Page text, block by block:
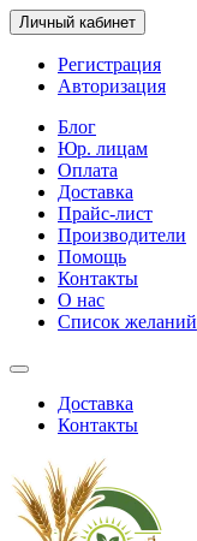
Личный кабинет
Регистрация
Авторизация
Блог
Юр. лицам
Оплата
Доставка
Прайс-лист
Производители
Помощь
Контакты
О нас
Список желаний
Доставка
Контакты